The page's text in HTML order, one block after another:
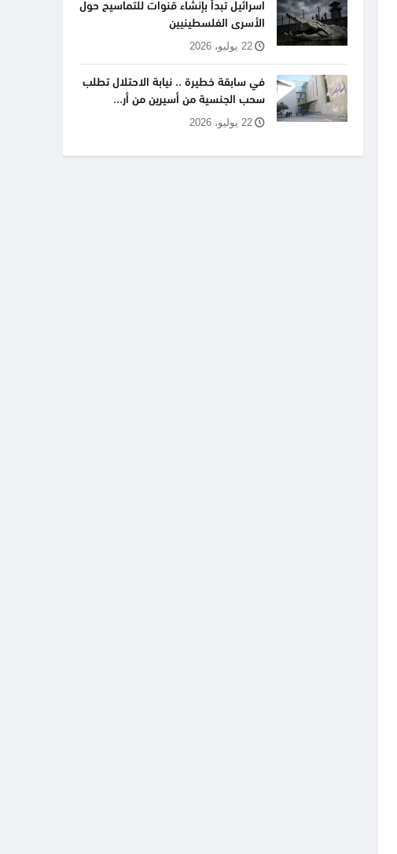
اسرائيل تبدأ بإنشاء قنوات للتماسيح حول
الأسرى الفلسطينيين
22 يوليو، 2026
في سابقة خطيرة .. نيابة الاحتلال تطلب
سحب الجنسية من أسيرين من أر...
22 يوليو، 2026